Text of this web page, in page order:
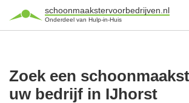
schoonmaakstervoorbedrijven.nl
Onderdeel van Hulp-in-Huis
Zoek een
uw bedrijf in IJhorst